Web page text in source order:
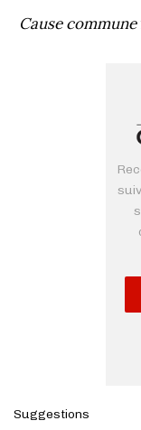
Cause commune
Suggestions